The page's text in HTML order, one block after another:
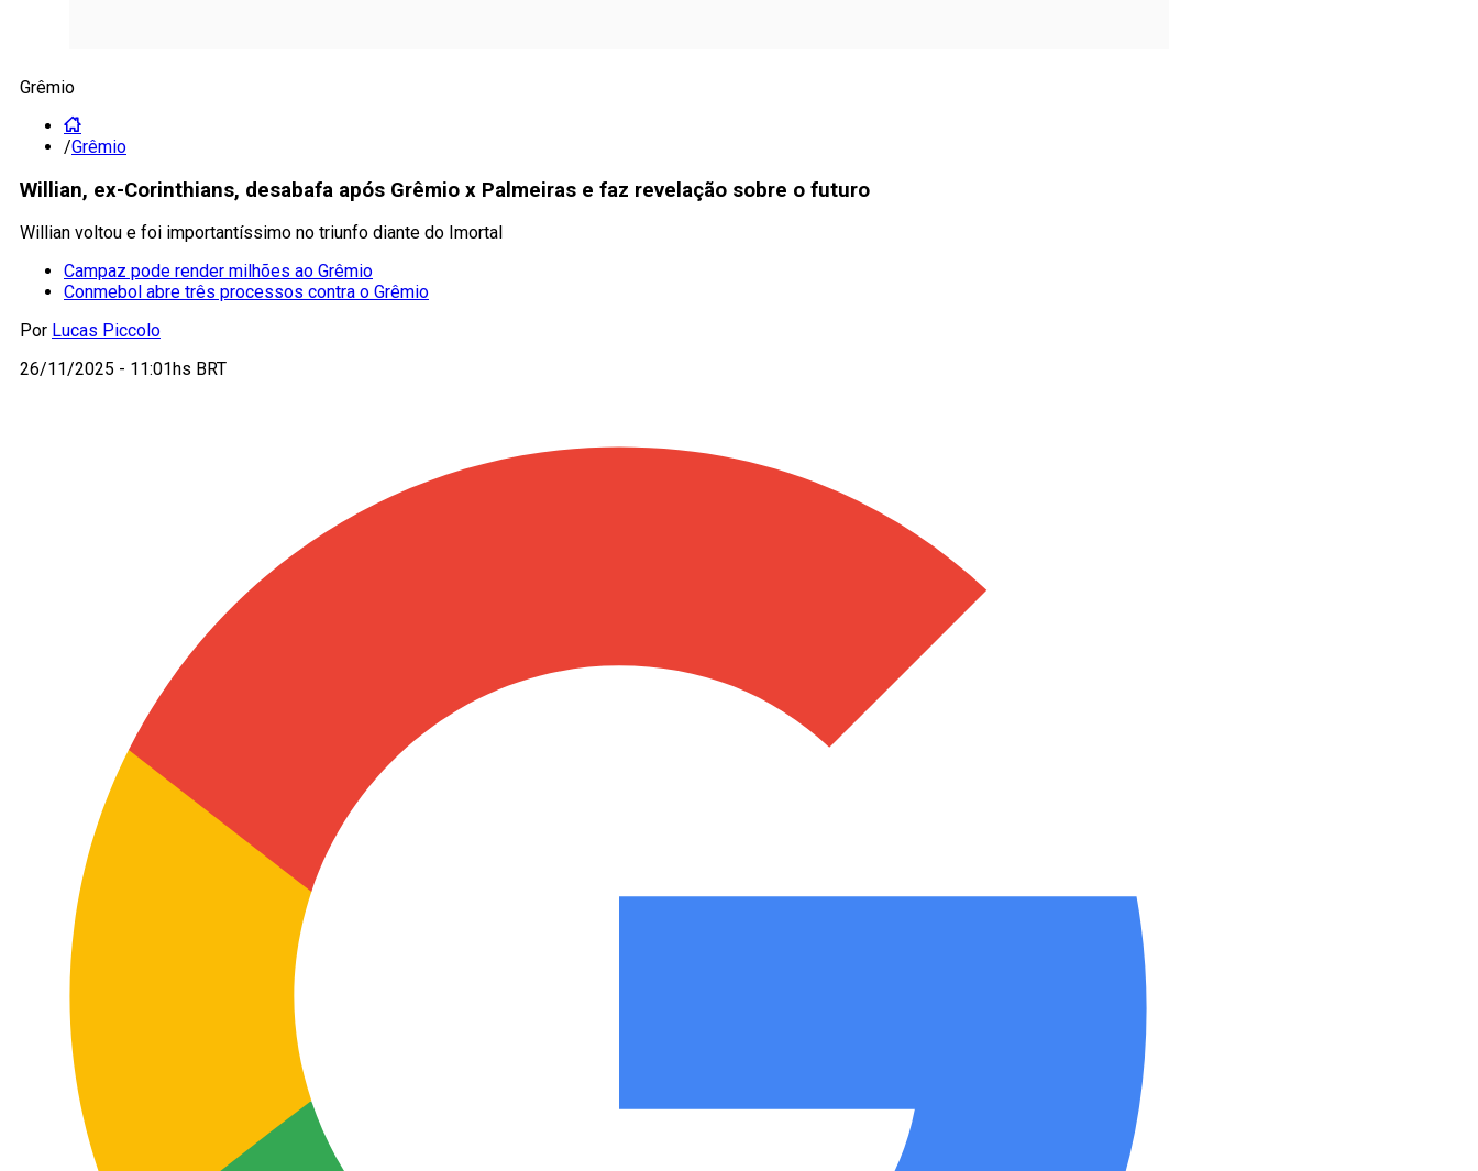
Grêmio
/Grêmio
Willian, ex-Corinthians, desabafa após Grêmio x Palmeiras e faz revelação sobre o futuro
Willian voltou e foi importantíssimo no triunfo diante do Imortal
Campaz pode render milhões ao Grêmio
Conmebol abre três processos contra o Grêmio
Por Lucas Piccolo
26/11/2025 - 11:01hs BRT